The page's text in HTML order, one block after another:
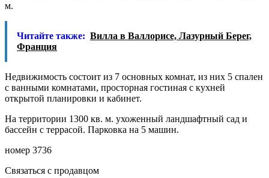
м.
Читайте также: Вилла в Валлорисе, Лазурный Берег,
Франция
Недвижимость состоит из 7 основных комнат, из них 5 спален
с ванными комнатами, просторная гостиная с кухней
открытой планировки и кабинет.
На территории 1300 кв. м. ухоженный ландшафтный сад и
бассейн с террасой. Парковка на 5 машин.
номер 3736
Связаться с продавцом